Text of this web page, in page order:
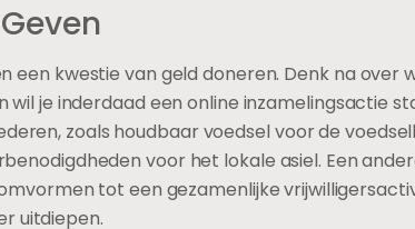
een kwestie van geld doneren. Denk na over
wil je inderdaad een online inzamelingsactie
zoals houdbaar voedsel voor de
voor het lokale asiel. Een
tot een gezamenlijke
uitdiepen.